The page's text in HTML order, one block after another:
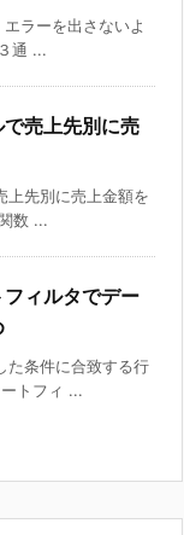
ラーを出さないよ
通 ...
で売上先別に売
上先別に売上金額を
数 ...
ィルタでデー
た条件に合致する行
トフィ ...